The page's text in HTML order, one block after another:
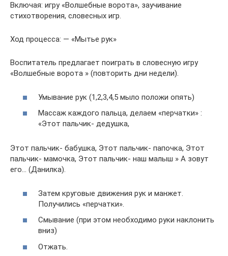
Включая: игру «Волшебные ворота», заучивание
стихотворения, словесных игр.
Ход процесса: — «Мытье рук»
Воспитатель предлагает поиграть в словесную игру
«Волшебные ворота » (повторить дни недели).
Умывание рук (1,2,3,4,5 мыло положи опять)
Массаж каждого пальца, делаем «перчатки» :
«Этот пальчик- дедушка,
Этот пальчик- бабушка, Этот пальчик- папочка, Этот
пальчик- мамочка, Этот пальчик- наш малыш » А зовут
его… (Данилка).
Затем круговые движения рук и манжет.
Получились «перчатки».
Смывание (при этом необходимо руки наклонить
вниз)
Отжать.